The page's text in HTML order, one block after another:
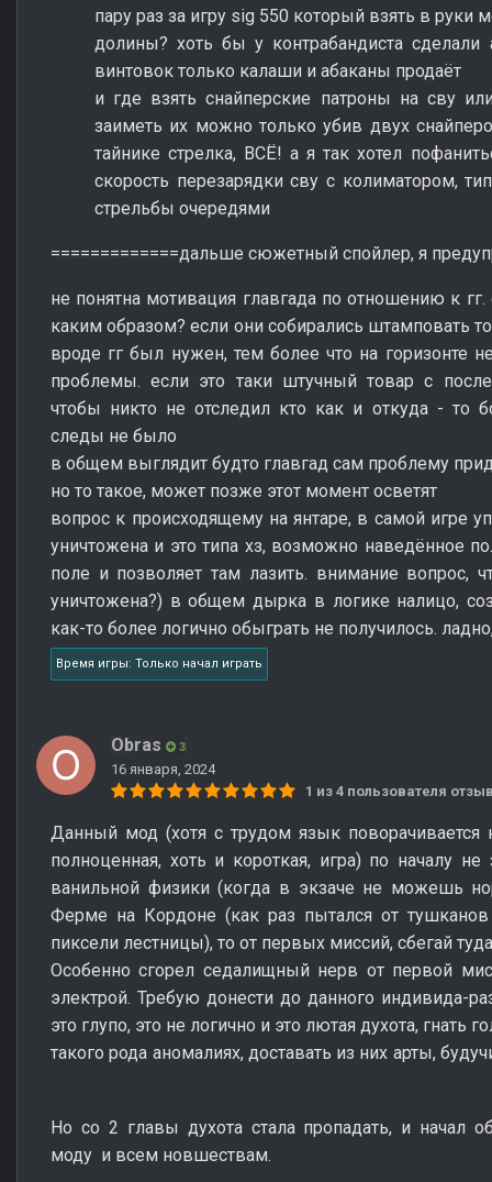
пару раз за игру sig 550 который взять в
долины? хоть бы у контрабандиста
винтовок только калаши и абаканы продаёт
и где взять снайперские патроны на сву
заиметь их можно только убив двух
тайнике стрелка, ВСЁ! а я так хотел
скорость перезарядки сву с колиматором,
стрельбы очередями
=============дальше сюжетный спойлер, я
не понятна мотивация главгада по отношению к гг.
каким образом? если они собирались штамповать
вроде гг был нужен, тем более что на горизонте
проблемы. если это таки штучный товар с
чтобы никто не отследил кто как и откуда - то
следы не было
в общем выглядит будто главгад сам проблему
но то такое, может позже этот момент осветят
вопрос к происходящему на янтаре, в самой игре
уничтожена и это типа хз, возможно наведённое
поле и позволяет там лазить. внимание вопрос,
уничтожена?) в общем дырка в логике налицо,
как-то более логично обыграть не получилось.
Время игры: Только начал играть
Obras 3
16 января, 2024
1 из 4 пользователя
Данный мод (хотя с трудом язык поворачивается
полноценная, хоть и короткая, игра) по началу
ванильной физики (когда в экзаче не можешь
Ферме на Кордоне (как раз пытался от тушканов
пиксели лестницы), то от первых миссий, сбегай
Особенно сгорел седалищный нерв от первой
электрой. Требую донести до данного индивида-
это глупо, это не логично и это лютая духота, гнать
такого рода аномалиях, доставать из них арты,
Но со 2 главы духота стала пропадать, и начал
моду и всем новшествам.